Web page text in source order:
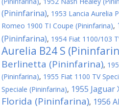
(Pininfarina), 1953 Lancia Aurelia
Romeo 1900 TI Coupe (Pininfarina),
(Pininfarina), 1954 Fiat 1100/103
Aurelia B24 S
Berlinetta (Pininfarina),
(Pininfarina), 1955 Fiat 1100 TV
Speciale (Pininfarina), 1955 Jaguar
Florida (Pininfarina), 1956